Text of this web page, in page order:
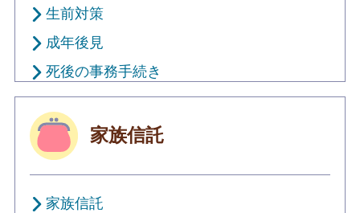
生前対策
成年後見
死後の事務手続き
家族信託
家族信託